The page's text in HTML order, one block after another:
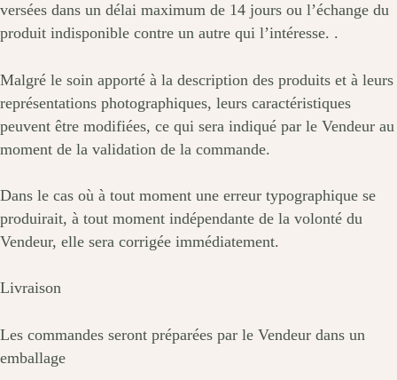
versées dans un délai maximum de 14 jours ou l’échange du
produit indisponible contre un autre qui l’intéresse. .
Malgré le soin apporté à la description des produits et à leurs
représentations photographiques, leurs caractéristiques
peuvent être modifiées, ce qui sera indiqué par le Vendeur au
moment de la validation de la commande.
Dans le cas où à tout moment une erreur typographique se
produirait, à tout moment indépendante de la volonté du
Vendeur, elle sera corrigée immédiatement.
Livraison
Les commandes seront préparées par le Vendeur dans un
emballage